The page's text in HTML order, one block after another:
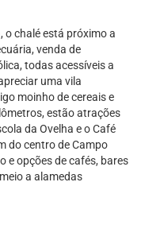
o chalé está próximo a
venda de
todas acessíveis a
uma vila
moinho de cereais e
estão atrações
da Ovelha e o Café
do centro de Campo
e opções de cafés, bares
a alamedas